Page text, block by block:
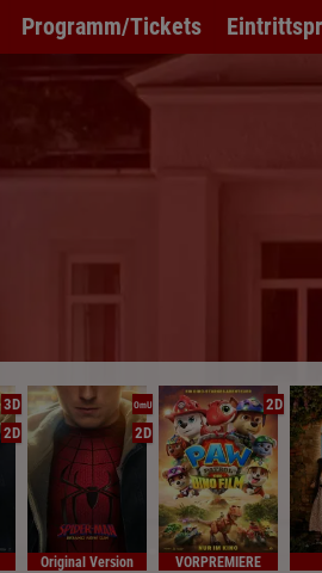
Programm/Tickets
3D
2D
OmU
2D
Original Version
2D
VORPREMIERE